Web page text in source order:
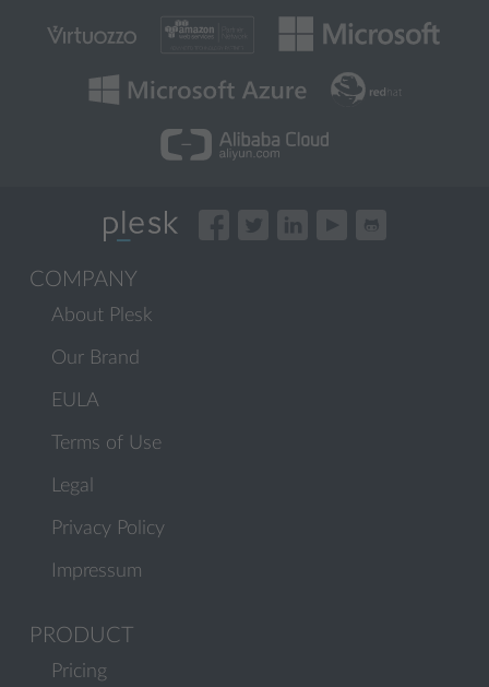
COMPANY
About Plesk
Our Brand
EULA
Terms of Use
Legal
Privacy Policy
Impressum
PRODUCT
Pricing